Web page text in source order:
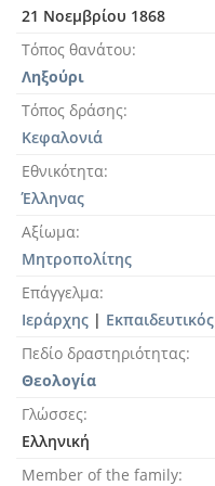
21 Νοεμβρίου 1868
Τόπος θανάτου
Ληξούρι
Τόπος δράσης
Κεφαλονιά
Εθνικότητα
Έλληνας
Αξίωμα
Μητροπολίτης
Επάγγελμα
Ιεράρχης | Εκπαιδευτικός
Πεδίο δραστηριότητας
Θεολογία
Γλώσσες
Ελληνική
Member of the family